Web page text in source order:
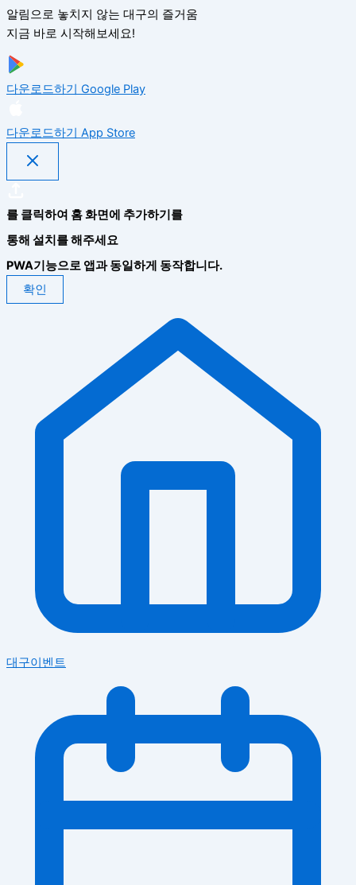
알림으로 놓치지 않는 대구의 즐거움
지금 바로 시작해보세요!
다운로드하기 Google Play
다운로드하기 App Store
를 클릭하여 홈 화면에 추가하기를
통해 설치를 해주세요
PWA기능으로 앱과 동일하게 동작합니다.
확인
대구이벤트